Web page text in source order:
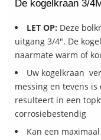
De kogelkraan 3/
LET OP: Deze
uitgang 3/4". De
naarmate warm of
Uw kogelkraan
messing en tevens
resulteert in een
corrosiebestendig
Kan een